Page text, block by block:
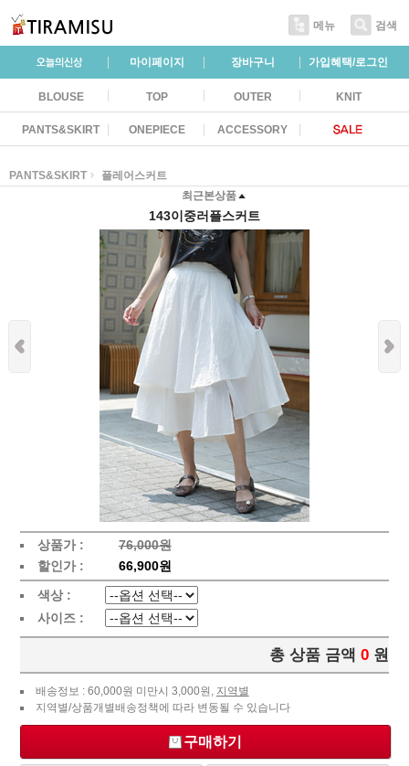
메뉴 검색
마이페이지 장바구니 가입혜택/로그인
BLOUSE TOP OUTER KNIT
PANTS&SKIRT ONEPIECE ACCESSORY
PANTS&SKIRT
플레어스커트
최근본상품
143이중러플스커트
상품가 :
76,000원
할인가 :
66,900원
색상 :
사이즈 :
총 상품 금액 0 원
배송정보 : 60,000원 미만시 3,000원, 지역별
지역별/상품개별배송정책에 따라 변동될 수 있습니다
구매하기